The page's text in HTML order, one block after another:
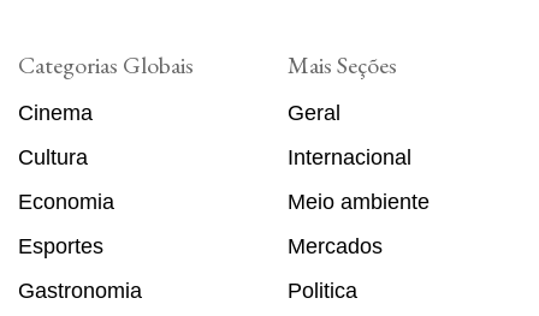
Categorias Globais
Cinema
Cultura
Economia
Esportes
Gastronomia
Mais Seções
Geral
Internacional
Meio ambiente
Mercados
Politica